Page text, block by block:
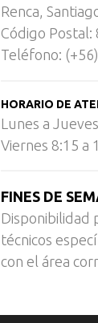
Renca,
Código Postal:
Teléfono:
HORARIO DE
Lunes a
Viernes 8:15 a
FINES DE
Disponibilidad
técnicos
con el área